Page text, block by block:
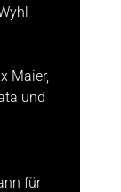
Maier,
und
für